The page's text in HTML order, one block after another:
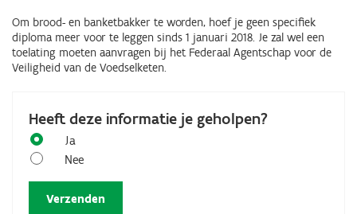
Om brood- en banketbakker te worden, hoef je geen specifiek
diploma meer voor te leggen sinds 1 januari 2018. Je zal wel een
toelating moeten aanvragen bij het Federaal Agentschap voor de
Veiligheid van de Voedselketen.
Heeft deze informatie je geholpen?
Ja
Nee